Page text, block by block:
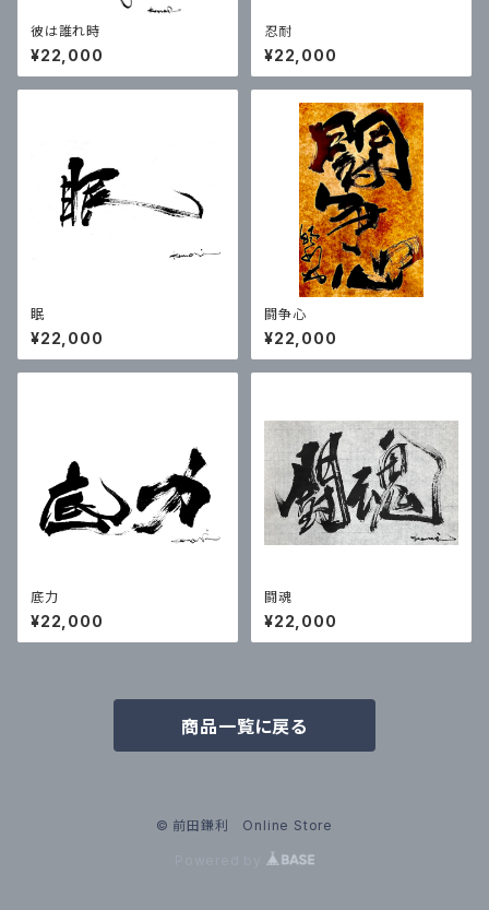
彼は誰れ時
¥22,000
忍耐
¥22,000
眠
¥22,000
闘争心
¥22,000
底力
¥22,000
闘魂
¥22,000
商品一覧に戻る
© 前田鎌利 Online Store